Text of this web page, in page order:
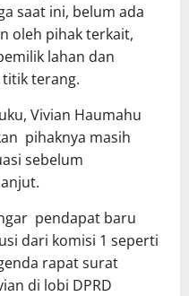
saat ini, belum ada
oleh pihak terkait,
lahan dan
titik terang.
Vivian Haumahu
pihaknya masih
sebelum
pendapat baru
dari komisi 1 seperti
rapat surat
di lobi DPRD